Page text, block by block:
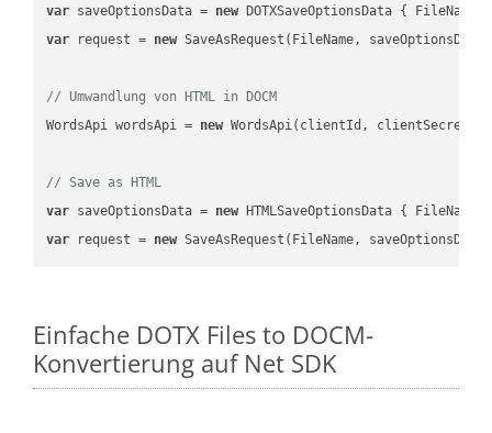
var saveOptionsData = new DOTXSaveOptionsData { FileName
var request = new SaveAsRequest(FileName,
// Umwandlung von HTML in DOCM
WordsApi wordsApi = new WordsApi(clientId, clientSecret);
// Save as HTML
var saveOptionsData = new HTMLSaveOptionsData { FileName
var request = new
Einfache DOTX Files to DOCM-
Konvertierung auf Net SDK